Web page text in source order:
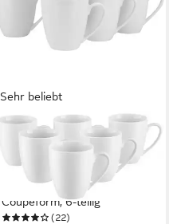
Sehr beliebt
OTTO HOME
Becher Alff, 6-tlg., Porzellan,
Kaffeebecher, Geschirr-Set,
harmonische, trendige
Coupeform, 6-teilig
(22)